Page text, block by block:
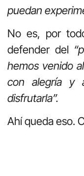
puedan
No es, por
defender del
hemos venido
con alegría y
disfrutarla”.
Ahí queda eso.